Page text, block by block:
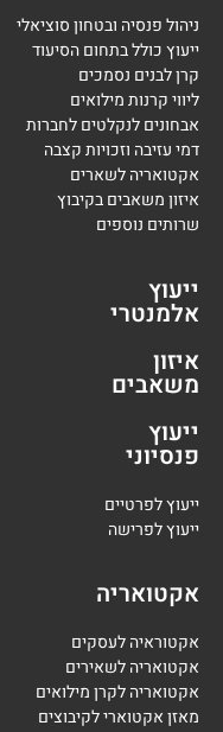
ניהול פנסיה ובטחון סוציאלי
ייעוץ כולל בתחום הסיעוד
קרן לבנים נסמכים
ליווי קרנות מילואים
אבחונים לנקלטים לחברות
דמי עזיבה וזכויות קצבה
אקטואריה לשארים
איזון משאבים בקיבוץ
שרותים נוספים
ייעוץ
אלמנטרי
איזון
משאבים
ייעוץ
פנסיוני
ייעוץ לפרטיים
ייעוץ לפרישה
אקטואריה
אקטוראיה לעסקים
אקטואריה לשאירים
אקטואריה לקרן מילואים
מאזן אקטוארי לקיבוצים